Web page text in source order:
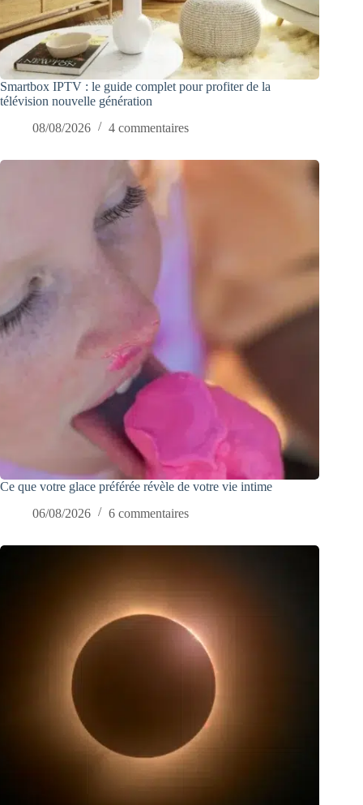
Smartbox IPTV : le guide complet pour profiter de la
télévision nouvelle génération
08/08/2026
4 commentaires
Ce que votre glace préférée révèle de votre vie intime
06/08/2026
6 commentaires